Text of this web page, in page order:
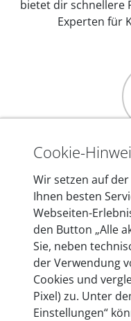
bietet dir schnellere
Experten für
Mehr als
In den Kfz-
mehr als 10 Jahre
entwickeln wir
Berlin laufend
heute mehr
Cookie-
Wir setzen auf
Ihnen besten
Webseiten-
den Button „Alle
Sie, neben
der Verwendung
Cookies und
Pixel) zu. Unter
Einstellungen“